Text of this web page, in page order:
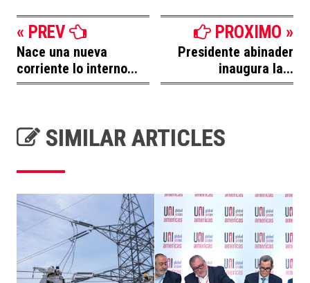
« PREV
Nace una nueva
corriente lo interno...
PROXIMO »
Presidente abinader
inaugura la...
SIMILAR ARTICLES